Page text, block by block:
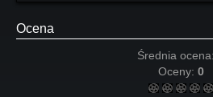
Ocena
Średnia ocena:
Oceny: 0